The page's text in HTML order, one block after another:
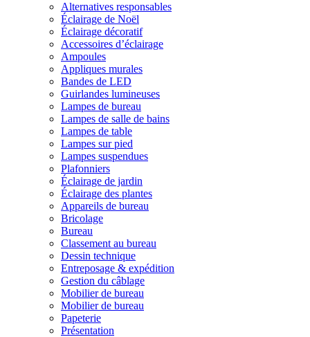
Alternatives responsables
Éclairage de Noël
Éclairage décoratif
Accessoires d’éclairage
Ampoules
Appliques murales
Bandes de LED
Guirlandes lumineuses
Lampes de bureau
Lampes de salle de bains
Lampes de table
Lampes sur pied
Lampes suspendues
Plafonniers
Éclairage de jardin
Éclairage des plantes
Appareils de bureau
Bricolage
Bureau
Classement au bureau
Dessin technique
Entreposage & expédition
Gestion du câblage
Mobilier de bureau
Mobilier de bureau
Papeterie
Présentation